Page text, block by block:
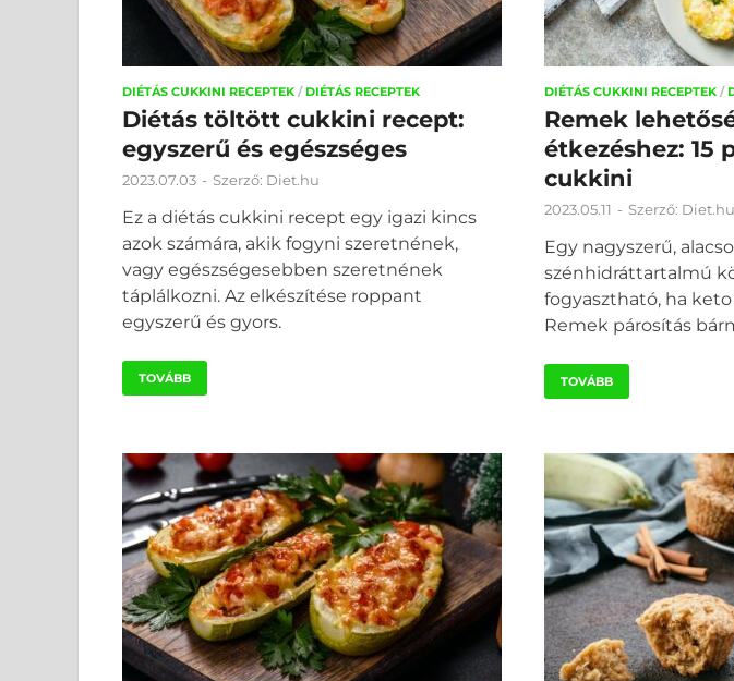
DIÉTÁS CUKKINI RECEPTEK / DIÉTÁS RECEPTEK
Diétás töltött cukkini recept:
egyszerű és egészséges
2023.07.03 - Szerző: Diet.hu
Ez a diétás cukkini recept egy igazi kincs
azok számára, akik fogyni szeretnének,
vagy egészségesebben szeretnének
táplálkozni. Az elkészítése roppant
egyszerű és gyors.
TOVÁBB
DIÉTÁS CUKKINI RECEPTEK /
Remek
étkezéshez: 15
cukkini
2023.05.11 - Szerző:
Egy nagyszerű,
szénhidráttartalmú
fogyasztható, ha
Remek párosítás
TOVÁBB